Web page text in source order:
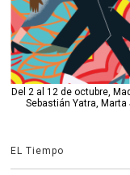
Del 2 al 12 de octubre,
Sebastián Yatra,
EL Tiempo